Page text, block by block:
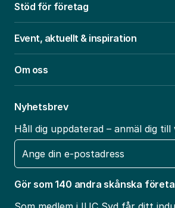
Stöd för företag
Event, aktuellt & inspiration
Om oss
Nyhetsbrev
Håll dig uppdaterad – anmäl dig
E-
post
Gör som 140 andra skånska